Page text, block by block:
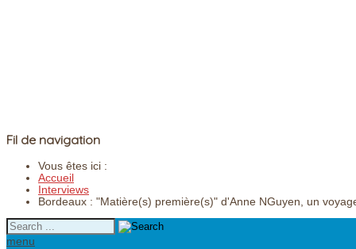
Fil de navigation
Vous êtes ici :
Accueil
Interviews
Bordeaux : "Matière(s) première(s)" d'Anne NGuyen, un
menu